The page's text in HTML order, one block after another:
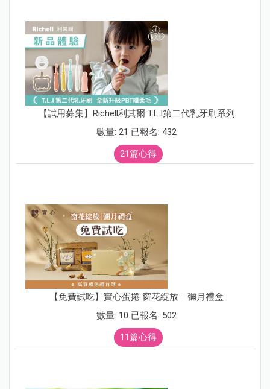
【試用募集】Richell利其爾 T.L.I第二代乳牙刷系列
數量: 21 已報名: 432
21篇心得
【免費試吃】實心蛋捲 窗花綻放｜彌月禮盒
數量: 10 已報名: 502
11篇心得